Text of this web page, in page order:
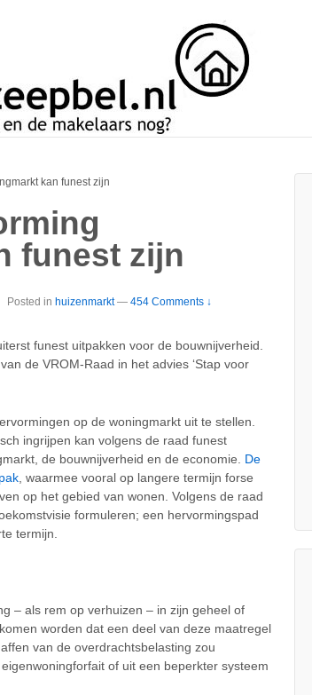
kan funest zijn
funest zijn
Posted in huizenmarkt — 454 Comments ↓
funest uitpakken voor de bouwnijverheid.
de VROM-Raad in het advies ‘Stap voor
op de woningmarkt uit te stellen.
ingrijpen kan volgens de raad funest
de bouwnijverheid en de economie. De
, waarmee vooral op langere termijn forse
op het gebied van wonen. Volgens de raad
formuleren; een hervormingspad
termijn.
– als rem op verhuizen – in zijn geheel of
worden dat een deel van deze maatregel
van de overdrachtsbelasting zou
of uit een beperkter systeem